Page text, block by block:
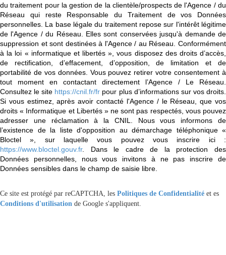
du traitement pour la gestion de la clientèle/prospects de l'Agence / du
Réseau qui reste Responsable du Traitement de vos Données
personnelles. La base légale du traitement repose sur l'intérêt légitime
de l'Agence / du Réseau. Elles sont conservées jusqu'à demande de
suppression et sont destinées à l'Agence / au Réseau. Conformément
à la loi « informatique et libertés », vous disposez des droits d’accès,
de rectification, d’effacement, d’opposition, de limitation et de
portabilité de vos données. Vous pouvez retirer votre consentement à
tout moment en contactant directement l’Agence / Le Réseau.
Consultez le site https://cnil.fr/fr pour plus d’informations sur vos droits.
Si vous estimez, après avoir contacté l'Agence / le Réseau, que vos
droits « Informatique et Libertés » ne sont pas respectés, vous pouvez
adresser une réclamation à la CNIL. Nous vous informons de
l’existence de la liste d'opposition au démarchage téléphonique «
Bloctel », sur laquelle vous pouvez vous inscrire ici :
https://www.bloctel.gouv.fr. Dans le cadre de la protection des
Données personnelles, nous vous invitons à ne pas inscrire de
Données sensibles dans le champ de saisie libre.
Ce site est protégé par reCAPTCHA, les Politiques de Confidentialité et es
Conditions d'utilisation de Google s'appliquent.